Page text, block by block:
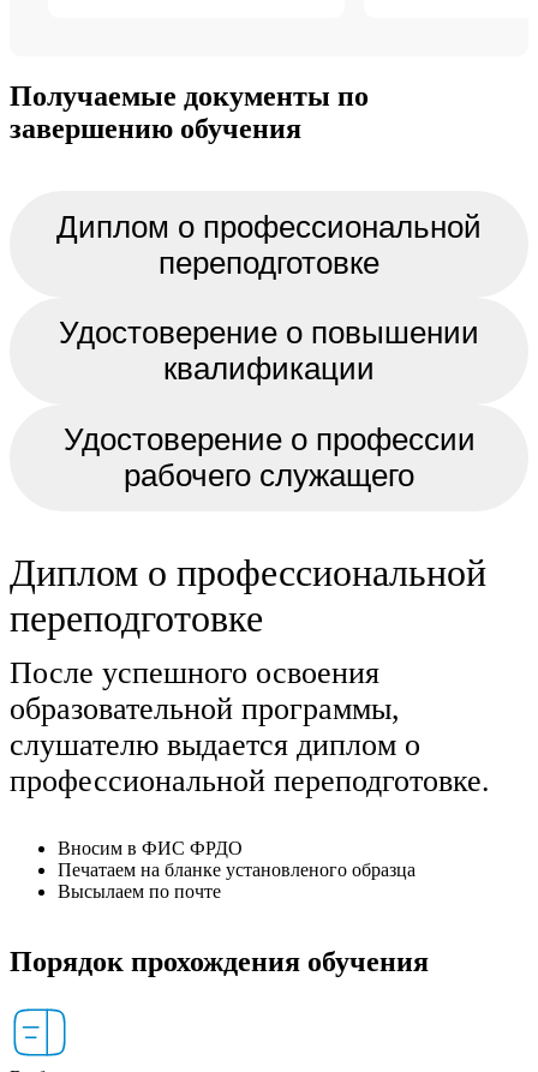
Получаемые документы по
завершению обучения
Диплом о профессиональной
переподготовке
Удостоверение о повышении
квалификации
Удостоверение о профессии
рабочего служащего
Диплом о профессиональной
переподготовке
После успешного освоения
образовательной программы,
слушателю выдается диплом о
профессиональной переподготовке.
Вносим в ФИС ФРДО
Печатаем на бланке установленого образца
Высылаем по почте
Порядок прохождения обучения